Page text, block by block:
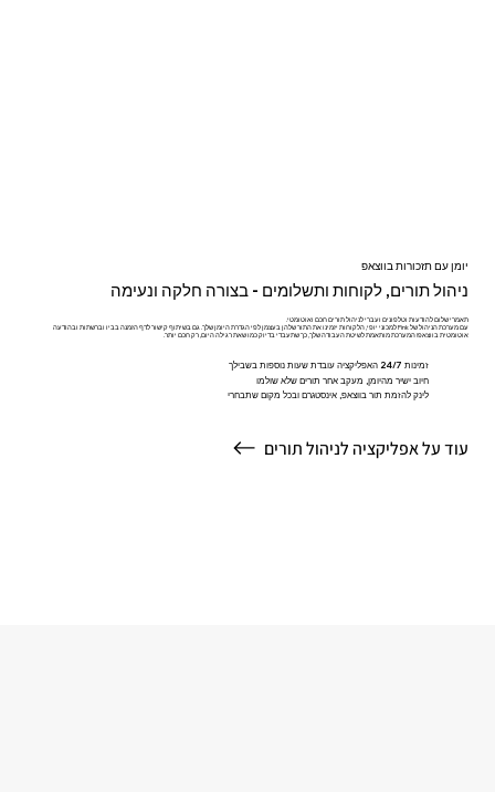
ניהול תורים, לקוחות ותשלומים - בצורה חלקה ונעימה
יומן עם תזכורות בווצאפ
עוד על אפליקציה לניהול תורים
תאמרי שלום להודעות וטלפונים ועברי לניהול תורים חכם ואוטומטי.
עם מערכת הניהול של Pink למכוני יופי, הלקוחות יזמינו את התור שלהן בעצמן לפי הגדרת היומן שלך. גם בשיתוף קישור לדף הזמנה בביו וברשתות ובהודעה
אוטומטית בווצאפ! המערכת מותאמת לשיטת העבודה שלך, כך שתעבדי בדיוק כמו שאת רגילה היום, רק חכם יותר.
זמינות 24/7 האפליקציה עובדת שעות נוספות בשבילך
חיוב ישיר מהיומן, מעקב אחר תורים שלא שולמו
לינק להזמת תור בווצאפ, אינסטגרם ובכל מקום שתבחרי